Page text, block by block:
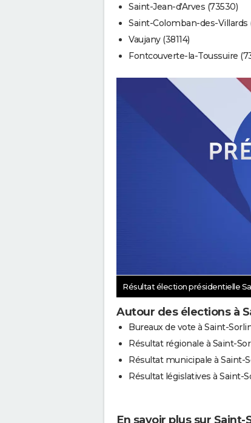
Saint-Jean-d'Arves (73530)
Saint-Colomban-des-Villards
Vaujany (38114)
Fontcouverte-la-Toussuire
Résultat élection présidentielle
Autour des élections à
Bureaux de vote à Saint-
Résultat régionale à Saint-
Résultat municipale à Saint-
Résultat législatives à Saint-
En savoir plus sur